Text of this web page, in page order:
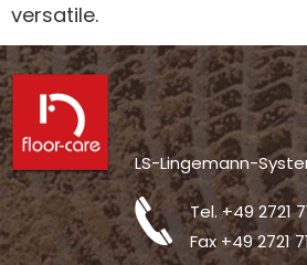
versatile.
LS-Lingemann-
Tel.+49 2721
Fax +49 2721